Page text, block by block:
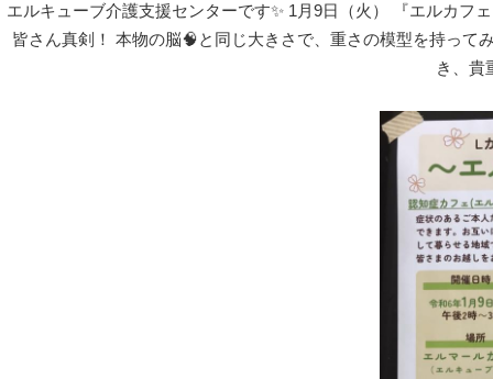
エルキューブ介護支援センターです✨ 1月9日（火） 『エルカ
皆さん真剣！ 本物の脳🧠と同じ大きさで、重さの模型を持っ
き、